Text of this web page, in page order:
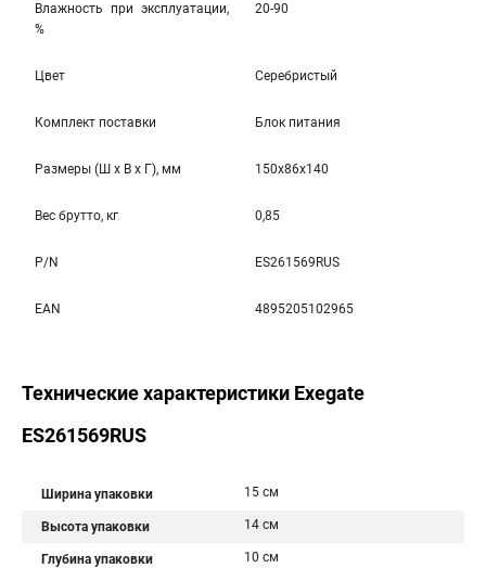
Влажность при эксплуатации,
%
20-90
Цвет Серебристый
Комплект поставки Блок питания
Размеры (Ш x В x Г), мм 150x86x140
Вес брутто, кг 0,85
P/N ES261569RUS
EAN 4895205102965
Технические характеристики Exegate
ES261569RUS
Ширина упаковки 15 см
Высота упаковки 14 см
Глубина упаковки 10 см